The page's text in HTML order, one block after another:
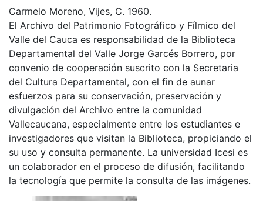
Carmelo Moreno, Vijes, C. 1960.
El Archivo del Patrimonio Fotográfico y Fílmico del
Valle del Cauca es responsabilidad de la Biblioteca
Departamental del Valle Jorge Garcés Borrero, por
convenio de cooperación suscrito con la Secretaria
del Cultura Departamental, con el fin de aunar
esfuerzos para su conservación, preservación y
divulgación del Archivo entre la comunidad
Vallecaucana, especialmente entre los estudiantes e
investigadores que visitan la Biblioteca, propiciando el
su uso y consulta permanente. La universidad Icesi es
un colaborador en el proceso de difusión, facilitando
la tecnología que permite la consulta de las imágenes.